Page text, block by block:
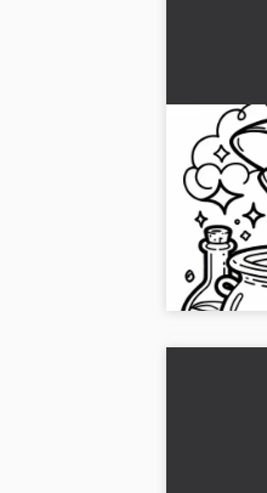
en stor
(gratis)
Oplev
trylledrik